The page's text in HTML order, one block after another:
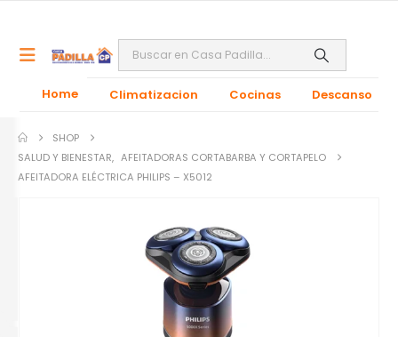
Home Climatizacion Cocinas Descanso
SHOP
SALUD Y BIENESTAR, AFEITADORAS CORTABARBA Y CORTAPELO
AFEITADORA ELÉCTRICA PHILIPS – X5012